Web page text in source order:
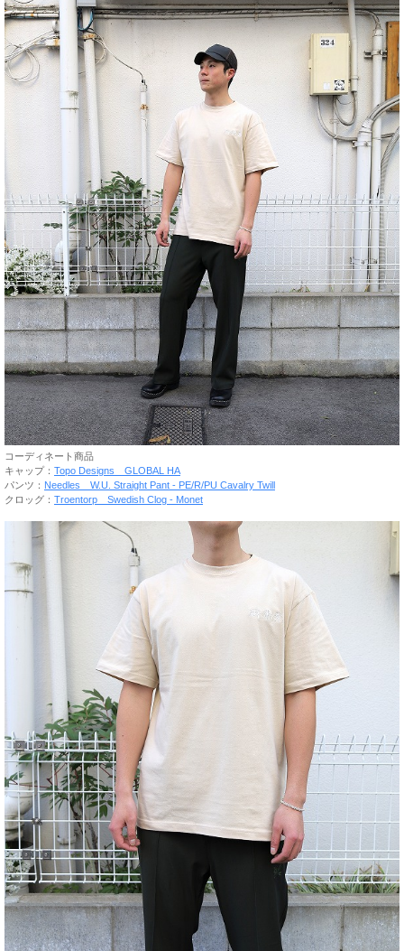
コーディネート商品
キャップ： Topo Designs GLOBAL HA
パンツ： Needles W.U. Straight Pant - PE/R/PU Cavalry Twill
クロッグ： Troentorp Swedish Clog - Monet